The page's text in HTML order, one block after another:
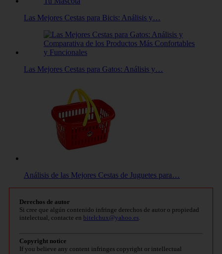
Las Mejores Cestas para Bicis: Análisis y…
Las Mejores Cestas para Gatos: Análisis y…
Análisis de las Mejores Cestas de Juguetes para…
Derechos de autor
Si cree que algún contenido infringe derechos de autor o propiedad
intelectual, contacte en bitelchux@yahoo.es.
Copyright notice
If you believe any content infringes copyright or intellectual